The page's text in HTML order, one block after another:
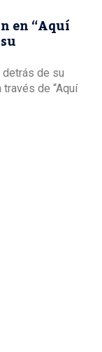
en “Aquí
de su
través de “Aquí